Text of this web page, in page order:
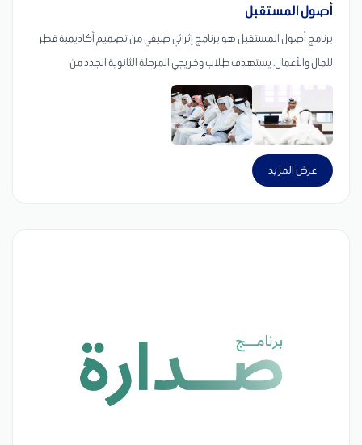
أصول المستقبل
برنامج أصول المستقبل هو برنامج إثرائي صيفي من تصميم أكاديمية قطر
للمال والأعمال، يستهدف طلاب وخريجي المرحلة الثانوية الجدد من
القطريين وأبناء القطريات. ويُقدَّم البرنامج بالتعاون مع جهات رائدة في
القطاعين المالي والمصرفي، من خلال ورش تفاعلية وتجارب عملية وأنشطة
تطبيقية تسهم في تنمية الثقافة المالية، وتعزيز التفكير الريادي، وتطوير
المهارات المهنية اللازمة للمستقبل، بما يساعد المشاركين على اتخاذ قرارات
أكاديمية ومهنية أكثر وعيًا.
عرض المزيد